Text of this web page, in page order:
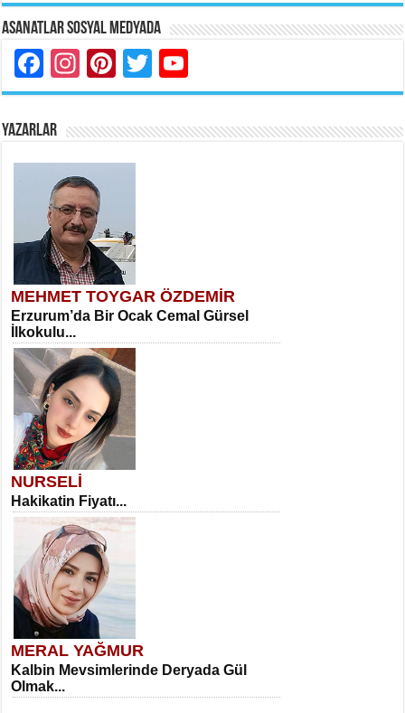
Asanatlar Sosyal Medyada
Facebook
Instagram
Pinterest
Twitter
YAZARLAR
MEHMET TOYGAR ÖZDEMİR
Erzurum’da Bir Ocak Cemal Gürsel
İlkokulu...
NURSELİ
Hakikatin Fiyatı...
MERAL YAĞMUR
Kalbin Mevsimlerinde Deryada Gül
Olmak...